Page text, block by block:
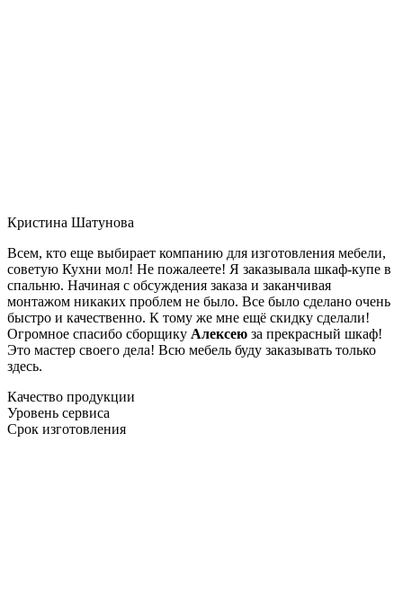
Кристина Шатунова
Всем, кто еще выбирает компанию для изготовления мебели,
советую Кухни мол! Не пожалеете! Я заказывала шкаф-купе в
спальню. Начиная с обсуждения заказа и заканчивая
монтажом никаких проблем не было. Все было сделано очень
быстро и качественно. К тому же мне ещё скидку сделали!
Огромное спасибо сборщику Алексею за прекрасный шкаф!
Это мастер своего дела! Всю мебель буду заказывать только
здесь.
Качество продукции
Уровень сервиса
Срок изготовления